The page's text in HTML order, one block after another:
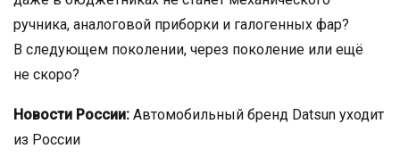
ручника, аналоговой приборки и галогенных фар?
В следующем поколении, через поколение или ещё
не скоро?
Новости России: Автомобильный бренд Datsun уходит
из России